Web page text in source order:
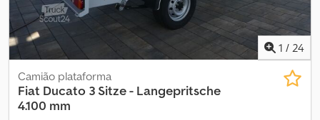
1 / 24
Camião plataforma
Fiat Ducato 3 Sitze - Langepritsche
4.100 mm